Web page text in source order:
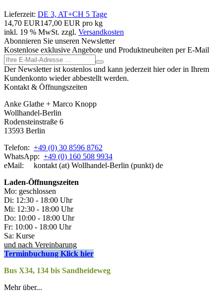
Lieferzeit: DE 3, AT+CH 5 Tage
14,70 EUR147,00 EUR pro kg
inkl. 19 % MwSt. zzgl. Versandkosten
Abonnieren Sie unseren Newsletter
Kostenlose exklusive Angebote und Produktneuheiten per E-Mail
Der Newsletter ist kostenlos und kann jederzeit hier oder in Ihrem
Kundenkonto wieder abbestellt werden.
Kontakt & Öffnungszeiten
Anke Glathe + Marco Knopp
Wollhandel-Berlin
Rodensteinstraße 6
13593 Berlin
Telefon: +49 (0) 30 8596 8762
WhatsApp: +49 (0) 160 508 9934
eMail: kontakt (at) Wollhandel-Berlin (punkt) de
Laden-Öffnungszeiten
Mo: geschlossen
Di: 12:30 - 18:00 Uhr
Mi: 12:30 - 18:00 Uhr
Do: 10:00 - 18:00 Uhr
Fr: 10:00 - 18:00 Uhr
Sa: Kurse
und nach Vereinbarung
Terminbuchung Klick hier
Bus X34, 134 bis Sandheideweg
Mehr über...